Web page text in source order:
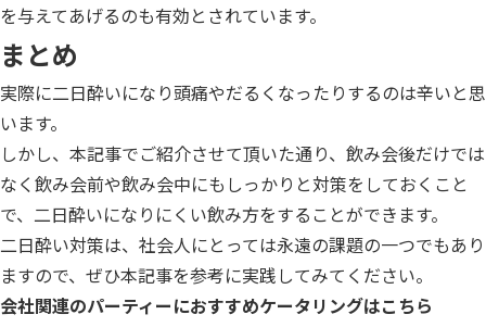
を与えてあげるのも有効とされています。
まとめ
実際に二日酔いになり頭痛やだるくなったりするのは辛いと思
います。
しかし、本記事でご紹介させて頂いた通り、飲み会後だけでは
なく飲み会前や飲み会中にもしっかりと対策をしておくこと
で、二日酔いになりにくい飲み方をすることができます。
二日酔い対策は、社会人にとっては永遠の課題の一つでもあり
ますので、ぜひ本記事を参考に実践してみてください。
会社関連のパーティーにおすすめケータリングはこちら